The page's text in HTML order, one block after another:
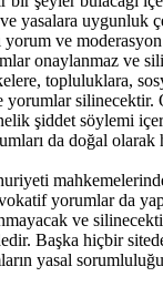
yasalara
yorum ve
onaylanmaz ve
topluluklara,
yorumlar
şiddet söylemi
da doğal
yorumlar da
ve
Başka hiçbir
yasal